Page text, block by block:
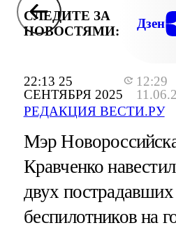
22:13 25
СЕНТЯБРЯ 2025
12:29
РЕДАКЦИЯ ВЕСТИ.РУ
СЛЕДИТЕ ЗА
НОВОСТЯМИ:
Дзен
Мэр
Кравченко
двух пострадавших
беспилотников на